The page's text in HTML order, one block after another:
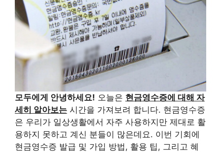
모두에게 안녕하세요! 오늘은 현금영수증에 대해 자
세히 알아보는 시간을 가져보려 합니다. 현금영수증
은 우리가 일상생활에서 자주 사용하지만 제대로 활
용하지 못하고 계신 분들이 많은데요. 이번 기회에
현금영수증 발급 및 가입 방법, 활용 팁, 그리고 혜